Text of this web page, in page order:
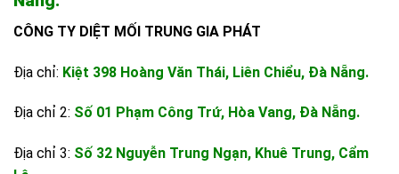
CÔNG TY DIỆT MỐI TRUNG GIA PHÁT
Địa chỉ: Kiệt 398 Hoàng Văn Thái, Liên Chiểu, Đà Nẵng.
Địa chỉ 2: Số 01 Phạm Công Trứ, Hòa Vang, Đà Nẵng.
Địa chỉ 3: Số 32 Nguyễn Trung Ngạn, Khuê Trung, Cẩm